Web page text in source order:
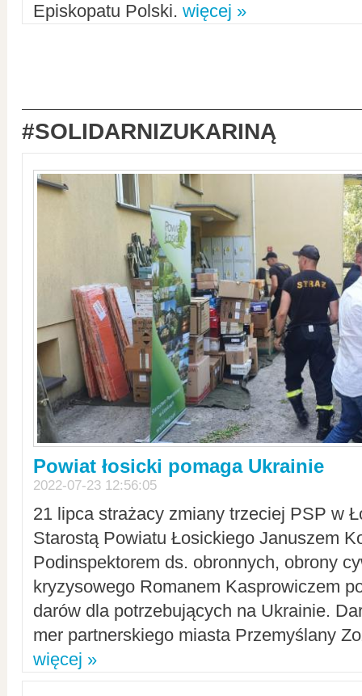
Episkopatu Polski. więcej »
#SOLIDARNIZUKARINĄ
Powiat łosicki pomaga Ukrainie
2022-07-23 12:56:05
21 lipca strażacy zmiany trzeciej PSP w
Starostą Powiatu Łosickiego Januszem
Podinspektorem ds. obronnych, obrony
kryzysowego Romanem Kasprowiczem
darów dla potrzebujących na Ukrainie.
mer partnerskiego miasta Przemyślany
więcej »